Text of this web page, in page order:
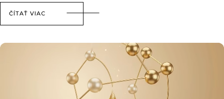
ČÍTAŤ VIAC